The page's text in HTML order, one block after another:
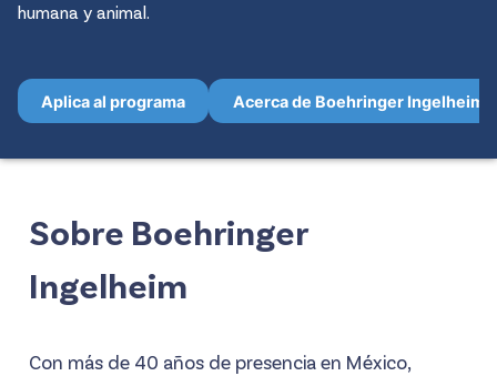
humana y animal.
Aplica al programa Acerca de Boehringer Ingelheim
Sobre Boehringer
Ingelheim
Con más de 40 años de presencia en México,